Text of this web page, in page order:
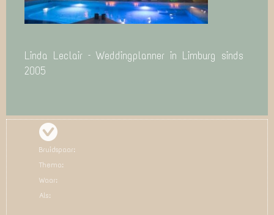
Linda Leclair – Weddingplanner in Limburg sinds
2005
Bruidspaar:
Thema:
Waar:
Als: